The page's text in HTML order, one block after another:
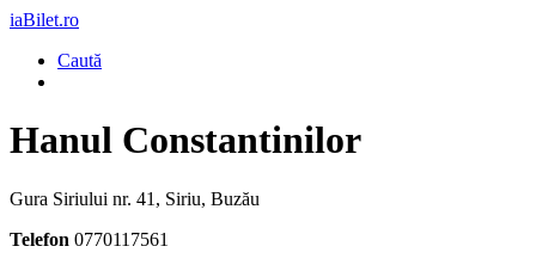
iaBilet.ro
Caută
Hanul Constantinilor
Gura Siriului nr. 41, Siriu, Buzău
Telefon 0770117561